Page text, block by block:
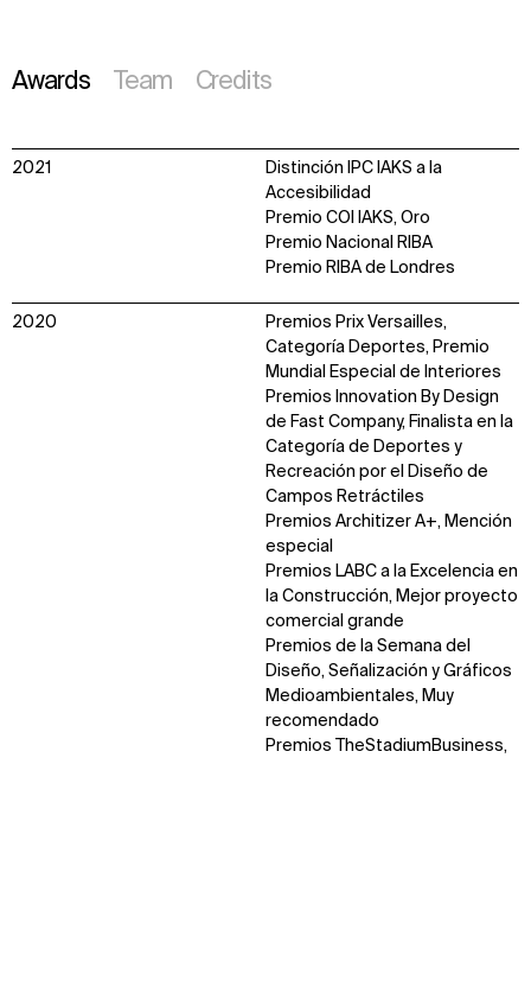
Awards Team Credits
2021
Distinción IPC IAKS a la
Accesibilidad
Premio COI IAKS, Oro
Premio Nacional RIBA
Premio RIBA de Londres
2020
Premios Prix Versailles,
Categoría Deportes, Premio
Mundial Especial de Interiores
Premios Innovation By Design
de Fast Company, Finalista en la
Categoría de Deportes y
Recreación por el Diseño de
Campos Retráctiles
Premios Architizer A+, Mención
especial
Premios LABC a la Excelencia en
la Construcción, Mejor proyecto
comercial grande
Premios de la Semana del
Diseño, Señalización y Gráficos
Medioambientales, Muy
recomendado
Premios TheStadiumBusiness,